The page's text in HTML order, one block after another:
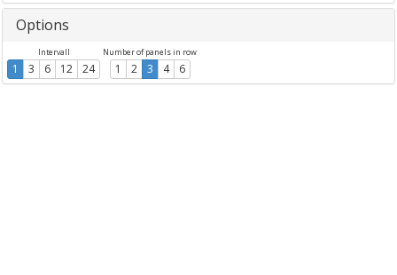
Options
Intervall
1 3 6 12 24
Number of panels in row
1 2 3 4 6